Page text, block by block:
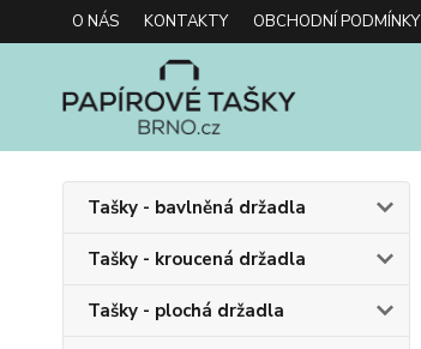
O NÁS KONTAKTY OBCHODNÍ PODMÍNKY
Tašky - bavlněná držadla
Tašky - kroucená držadla
Tašky - plochá držadla